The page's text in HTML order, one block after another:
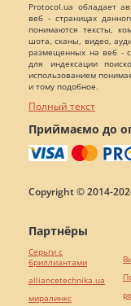
Protocol.ua обладает
веб - страницах
понимаются тексты,
шота, сканы, видео,
размещенных на веб -
для индексации
использованием
и тому подобное.
Полный текст
Приймаємо до
Copyright © 2014-
Партнёры
Серьги с
бриллиантами
alliancetechnika.ua
миралинкс